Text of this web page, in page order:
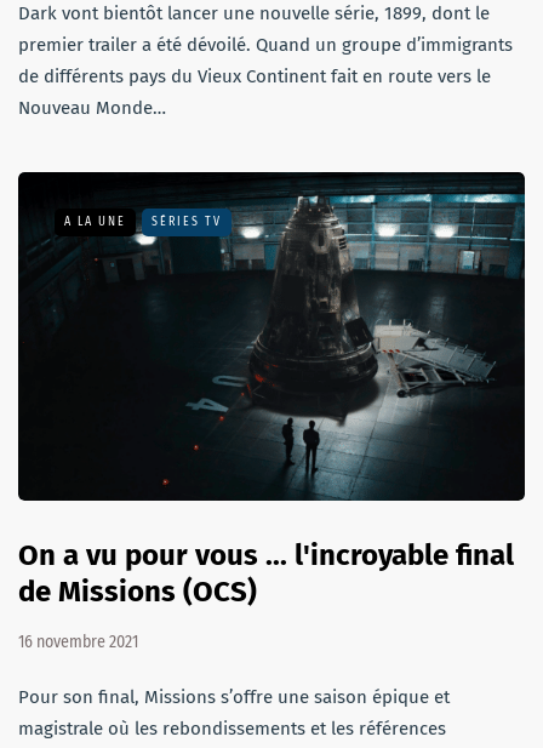
Dark vont bientôt lancer une nouvelle série, 1899, dont le
premier trailer a été dévoilé. Quand un groupe d’immigrants
de différents pays du Vieux Continent fait en route vers le
Nouveau Monde…
A LA UNE SÉRIES TV
On a vu pour vous ... l'incroyable final
de Missions (OCS)
16 novembre 2021
Pour son final, Missions s’offre une saison épique et
magistrale où les rebondissements et les références